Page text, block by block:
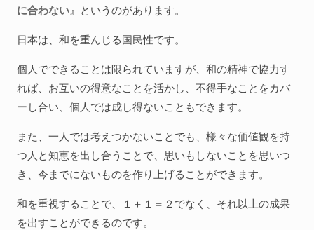
に合わない』というのがあります。
日本は、和を重んじる国民性です。
個人でできることは限られていますが、和の精神で協力す
れば、お互いの得意なことを活かし、不得手なことをカバ
ーし合い、個人では成し得ないこともできます。
また、一人では考えつかないことでも、様々な価値観を持
つ人と知恵を出し合うことで、思いもしないことを思いつ
き、今までにないものを作り上げることができます。
和を重視することで、１＋１＝２でなく、それ以上の成果
を出すことができるのです。